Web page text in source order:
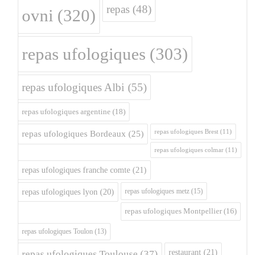
ovni (320) repas (48)
repas ufologiques (303)
repas ufologiques Albi (55)
repas ufologiques argentine (18)
repas ufologiques Bordeaux (25) repas ufologiques Brest (11)
repas ufologiques colmar (11)
repas ufologiques franche comte (21)
repas ufologiques lyon (20) repas ufologiques metz (15)
repas ufologiques Montpellier (16)
repas ufologiques Toulon (13)
restaurant (21)